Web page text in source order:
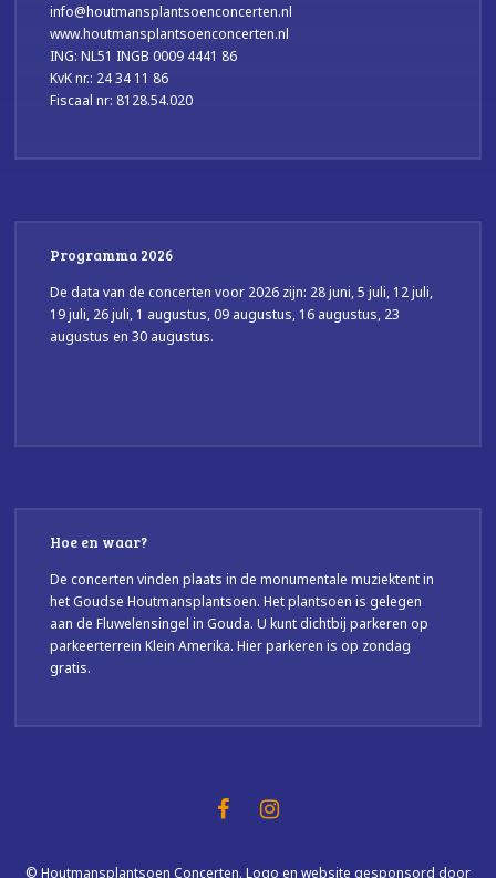
info@houtmansplantsoenconcerten.nl
www.houtmansplantsoenconcerten.nl
ING: NL51 INGB 0009 4441 86
KvK nr.: 24 34 11 86
Fiscaal nr: 8128.54.020
Programma 2026
De data van de concerten voor 2026 zijn: 28 juni, 5 juli, 12 juli,
19 juli, 26 juli, 1 augustus, 09 augustus, 16 augustus, 23
augustus en 30 augustus.
Hoe en waar?
De concerten vinden plaats in de monumentale muziektent in
het Goudse Houtmansplantsoen. Het plantsoen is gelegen
aan de Fluwelensingel in Gouda. U kunt dichtbij parkeren op
parkeerterrein Klein Amerika. Hier parkeren is op zondag
gratis.
© Houtmansplantsoen Concerten. Logo en website gesponsord door